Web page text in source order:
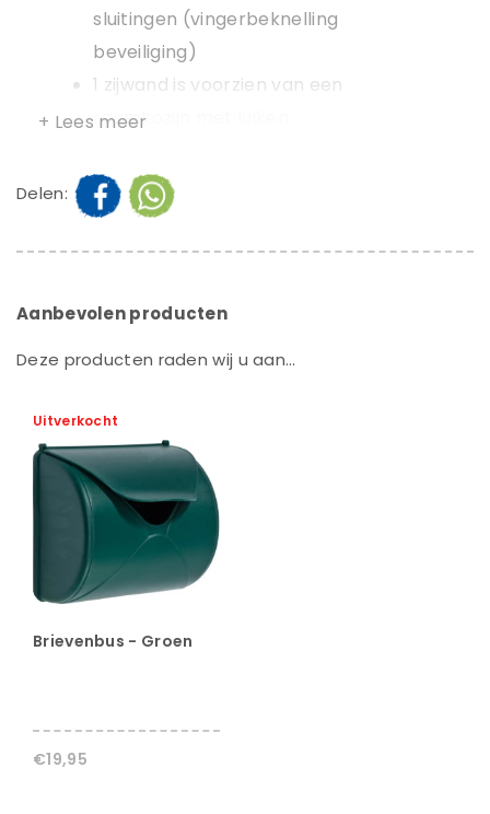
sluitingen (vingerbeknelling
beveiliging)
1 zijwand is voorzien van een
raamkozijn met luiken
Voorwand is inclusief raam met
roedes en is voorzien van veilig
plexiglas
latten en mooie brede boeidelen
levensduur
Het bloembakje aan de zijkant
geeft een leuke sfeer aan het
speelhuis
Het houten speelhuis Funny M wordt geleverd
exclusief dakleer!De afmetingen van het pakket
+ Lees meer
Delen:
Aanbevolen producten
Deze producten raden wij u aan…
Brievenbus - Groen
€19,95
Uitverkocht